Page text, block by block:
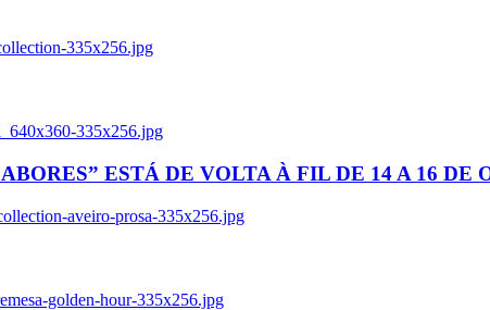
335x256.jpg
335x256.jpg
ESTÁ DE VOLTA À FIL DE 14 A 16 DE
aveiro-prosa-335x256.jpg
golden-hour-335x256.jpg